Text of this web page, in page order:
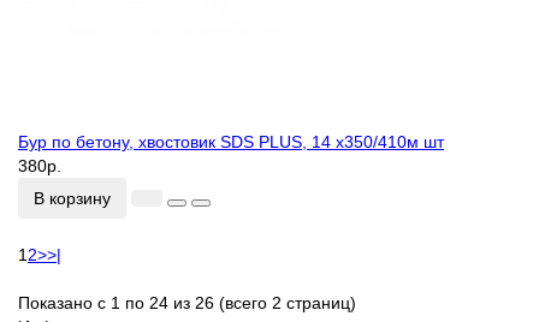
Бур по бетону, хвостовик SDS PLUS, 14 х350/410м шт
380р.
В корзину
12>>|
Показано с 1 по 24 из 26 (всего 2 страниц)